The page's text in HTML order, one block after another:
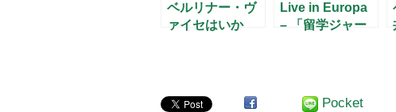
ベルリナー・ヴ
ァイセはいか
Live in Europa
– 「留学ジャー
Pocket